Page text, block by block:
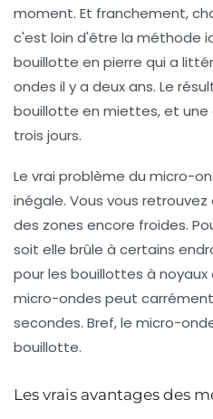
moment. Et franchement,
c'est loin d'être la méthode
bouillotte en pierre qui a
ondes il y a deux ans. Le
bouillotte en miettes, et une
trois jours.
Le vrai problème du micro-
inégale. Vous vous
des zones encore froides.
soit elle brûle à certains
pour les bouillottes à noyaux
micro-ondes peut
secondes. Bref, le micro-
bouillotte.
Les vrais avantages des